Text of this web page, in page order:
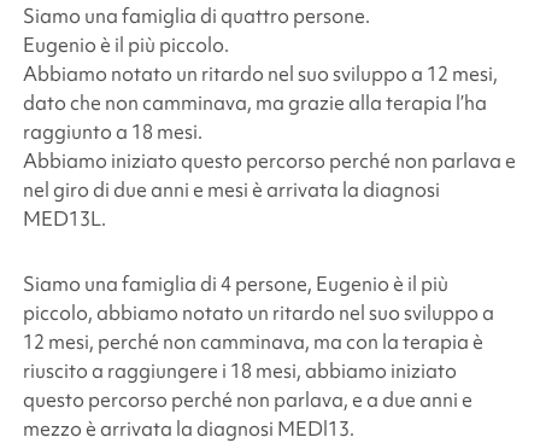
Siamo una famiglia di quattro persone.
Eugenio è il più piccolo.
Abbiamo notato un ritardo nel suo sviluppo a 12 mesi,
dato che non camminava, ma grazie alla terapia l’ha
raggiunto a 18 mesi.
Abbiamo iniziato questo percorso perché non parlava e
nel giro di due anni e mesi è arrivata la diagnosi
MED13L.
Siamo una famiglia di 4 persone, Eugenio è il più
piccolo, abbiamo notato un ritardo nel suo sviluppo a
12 mesi, perché non camminava, ma con la terapia è
riuscito a raggiungere i 18 mesi, abbiamo iniziato
questo percorso perché non parlava, e a due anni e
mezzo è arrivata la diagnosi MEDl13.